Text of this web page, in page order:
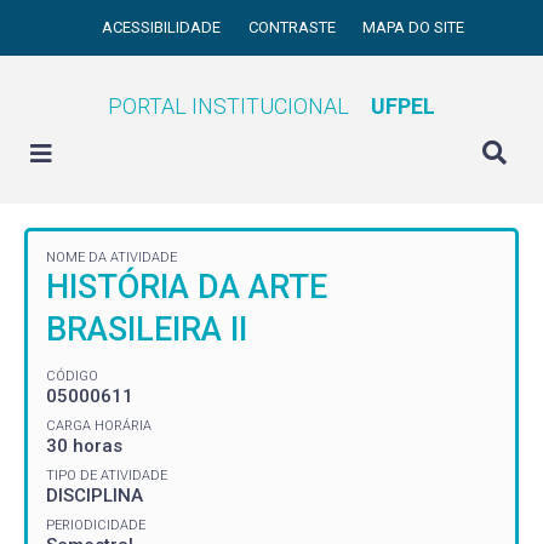
ACESSIBILIDADE CONTRASTE MAPA DO SITE
PORTAL INSTITUCIONAL UFPEL
NOME DA ATIVIDADE
HISTÓRIA DA ARTE
BRASILEIRA II
CÓDIGO
05000611
CARGA HORÁRIA
30 horas
TIPO DE ATIVIDADE
DISCIPLINA
PERIODICIDADE